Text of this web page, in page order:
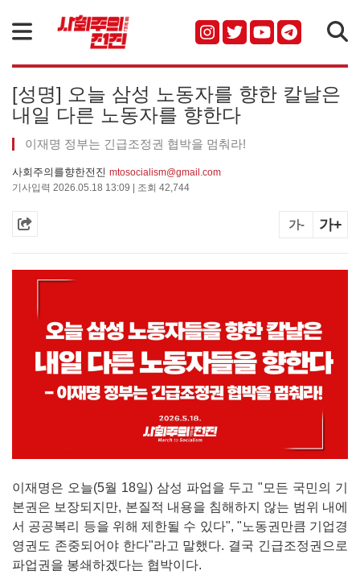
[성명] 오늘 삼성 노동자를 향한 칼날은
내일 다른 노동자를 향한다
이재명 정부는 긴급조정권 협박을 멈춰라!
사회주의를향한전진 mtosocialism@gmail.com
기사입력 2026.05.18 13:09 | 조회 42,744
가- 가+
이재명은 오늘(5월 18일) 삼성 파업을 두고 "모든 국민의 기
본권은 보장되지만, 본질적 내용을 침해하지 않는 범위 내에
서 공공복리 등을 위해 제한될 수 있다", "노동권만큼 기업경
영권도 존중되어야 한다"라고 말했다. 결국 긴급조정권으로
파업권을 봉쇄하겠다는 협박이다.